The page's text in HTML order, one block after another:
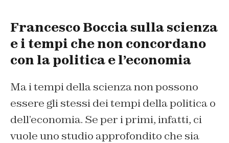
Francesco Boccia sulla scienza
e i tempi che non concordano
con la politica e l’economia
Ma i tempi della scienza non possono
essere gli stessi dei tempi della politica o
dell’economia. Se per i primi, infatti, ci
vuole uno studio approfondito che sia